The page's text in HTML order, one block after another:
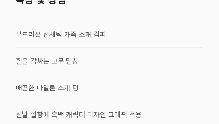
부드러운 신세틱 가죽 소재 갑피
힐을 감싸는 고무 밑창
매끈한 나일론 소재 텅
신발 깔창에 흑백 캐릭터 디자인 그래픽 적용